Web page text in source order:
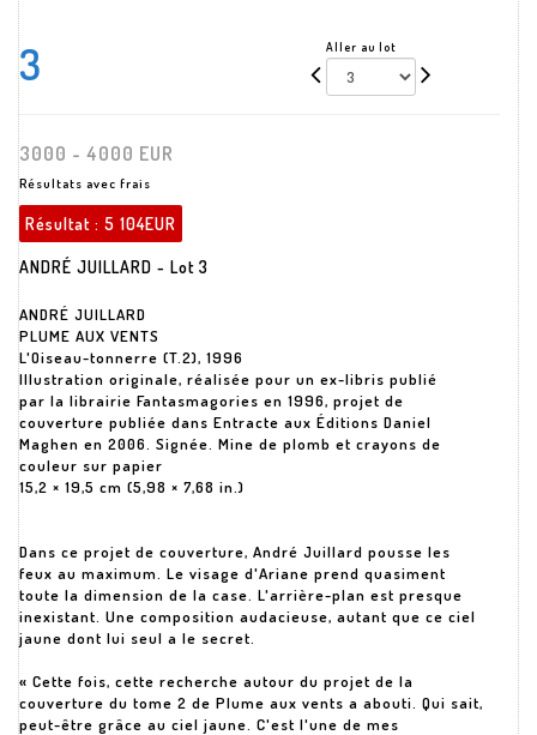
3 Aller au lot
3000 - 4000 EUR
Résultats avec frais
Résultat : 5 104EUR
ANDRÉ JUILLARD - Lot 3
ANDRÉ JUILLARD
PLUME AUX VENTS
L'Oiseau-tonnerre (T.2), 1996
Illustration originale, réalisée pour un ex-libris publié
par la librairie Fantasmagories en 1996, projet de
couverture publiée dans Entracte aux Éditions Daniel
Maghen en 2006. Signée. Mine de plomb et crayons de
couleur sur papier
15,2 × 19,5 cm (5,98 × 7,68 in.)
Dans ce projet de couverture, André Juillard pousse les
feux au maximum. Le visage d'Ariane prend quasiment
toute la dimension de la case. L'arrière-plan est presque
inexistant. Une composition audacieuse, autant que ce ciel
jaune dont lui seul a le secret.
« Cette fois, cette recherche autour du projet de la
couverture du tome 2 de Plume aux vents a abouti. Qui sait,
peut-être grâce au ciel jaune. C'est l'une de mes